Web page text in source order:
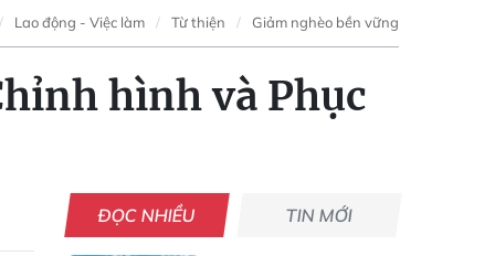
Lao động - Việc làm Từ thiện Giảm nghèo bền vững
hình và Phục
ĐỌC NHIỀU TIN MỚI